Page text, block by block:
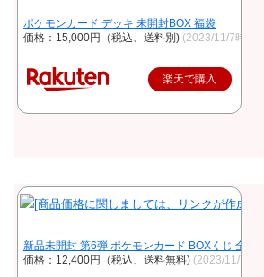
ポケモンカード デッキ 未開封BOX 福袋
価格：15,000円（税込、送料別) (2023/11/7時点)
楽天で購入
新品未開封 第6弾 ポケモンカード BOXくじ 全
価格：12,400円（税込、送料無料) (2023/11/7時点)